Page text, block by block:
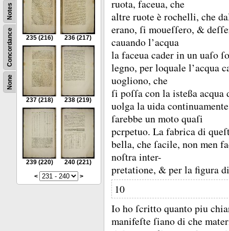
None
Concordance
Notes
235 (216) 236 (217)
237 (218) 238 (219)
239 (220) 240 (221)
<
>
ruota, faceua, che
altre ruote è rochelli, che
erano, ſi moueſſero, &
cauando l’acqua
la faceua cader in un uaſo
legno, per loquale l’acqua
uogliono, che
ſi poſſa con la isteßa
uolga la uida
ſarebbe un moto quaſi
pcrpetuo. La fabrica di
bella, che ſacile, non men
noſtra inter-
pretatione, &per la figura
10
Io ho ſcritto quanto piu
manifeſte ſiano di che